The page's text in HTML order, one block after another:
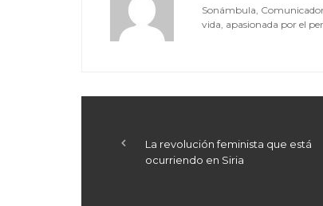
Sonámbula,
vida, apasionada por el
La revolución feminista que está
ocurriendo en Siria